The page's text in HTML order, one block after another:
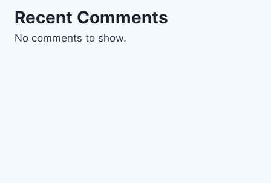
Recent Comments
No comments to show.